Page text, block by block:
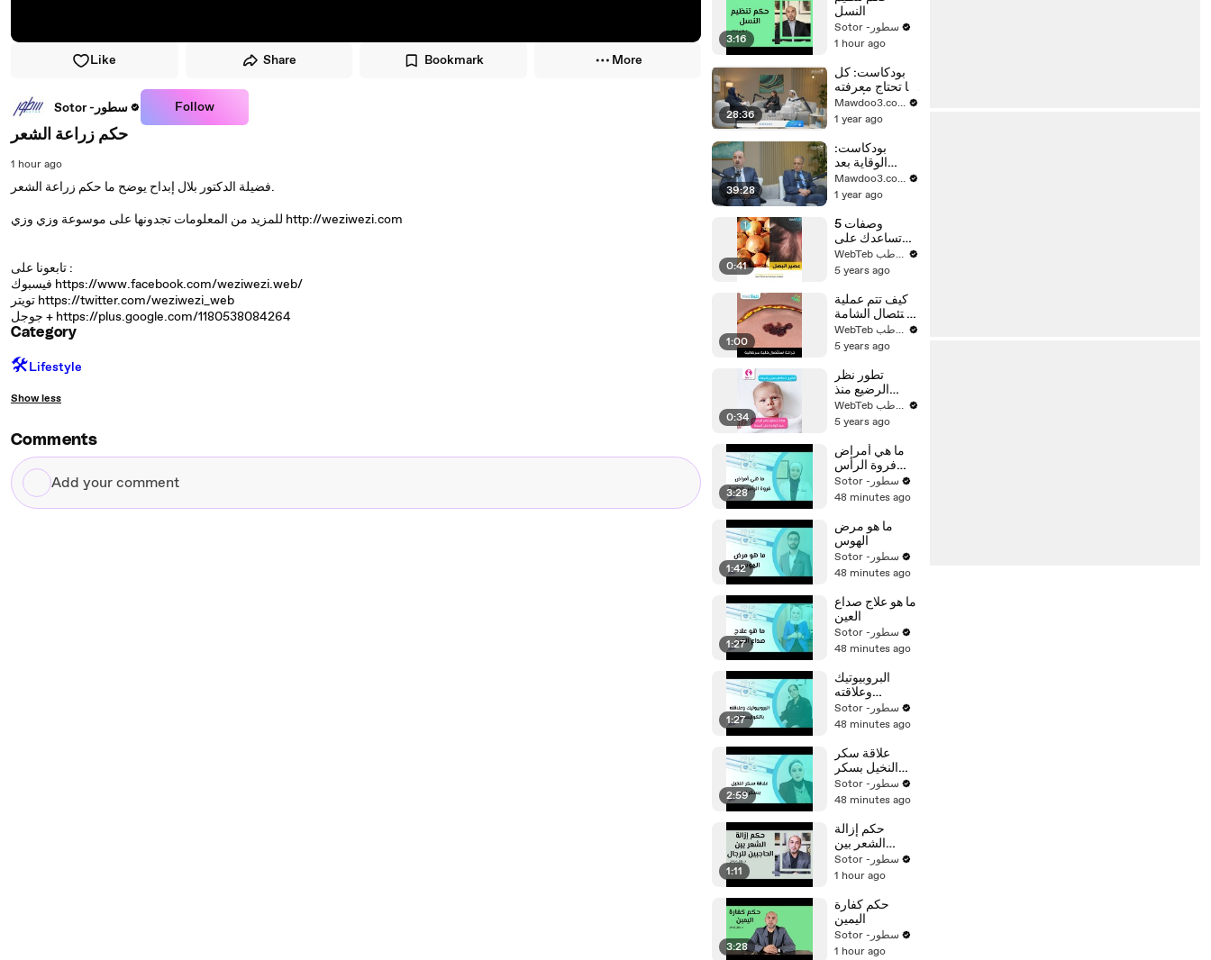
Like Share Bookmark More
Sotor -سطور Follow
حكم زراعة الشعر
1 hour ago
فضيلة الدكتور بلال إبداح يوضح ما حكم زراعة الشعر.
للمزيد من المعلومات تجدونها على موسوعة وزي وزي http://weziwezi.com
تابعونا على :
فيسبوك https://www.facebook.com/weziwezi.web/
تويتر https://twitter.com/weziwezi_web
جوجل + https://plus.google.com/1180538084264
Category
🛠️Lifestyle
Show less
Comments
Add
your
3:16
النسل
Sotor -سطور
1 hour ago
28:36
بودكاست: كل
ما تحتاج معرفته
عن أسرار
اللوكيميا
Mawdoo3.com
1 year ago
39:28
بودكاست:
الوقاية بعد
الشفاء من
سرطان الثدي
Mawdoo3.com
1 year ago
0:41
5 وصفات
تساعدك على
التخلص من
الثعلبة وتساقط
WebTeb ويب طب
5 years ago
1:00
كيف تتم عملية
استئصال الشامة
والخلية
السرطانية من
WebTeb ويب طب
5 years ago
0:34
تطور نظر
الرضيع منذ
الولادة حتى
السنة
WebTeb ويب طب
5 years ago
3:28
ما هي أمراض
فروة الرأس
الجلدية Sotor -سطور
48 minutes ago
1:42
ما هو مرض
الهوس
Sotor -سطور
48 minutes ago
1:27
ما هو علاج صداع
العين
Sotor -سطور
48 minutes ago
1:27
البروبيوتيك
وعلاقته
بالكوليسترول
Sotor -سطور
48 minutes ago
2:59
علاقة سكر
النخيل بسكر
الدم
Sotor -سطور
48 minutes ago
1:11
حكم إزالة
الشعر بين
الحاجبين للرجل
Sotor -سطور
1 hour ago
3:28
حكم كفارة
اليمين
Sotor -سطور
1 hour ago